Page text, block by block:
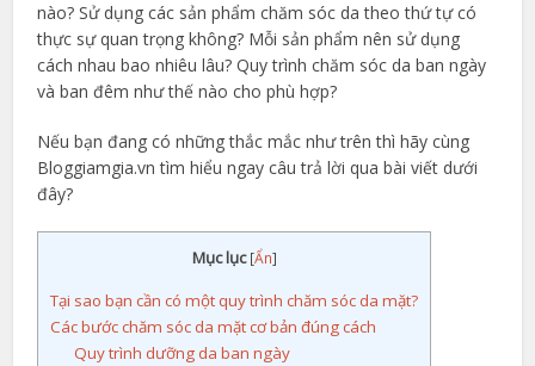
nào? Sử dụng các sản phẩm chăm sóc da theo thứ tự có
thực sự quan trọng không? Mỗi sản phẩm nên sử dụng
cách nhau bao nhiêu lâu? Quy trình chăm sóc da ban ngày
và ban đêm như thế nào cho phù hợp?
Nếu bạn đang có những thắc mắc như trên thì hãy cùng
Bloggiamgia.vn tìm hiểu ngay câu trả lời qua bài viết dưới
đây?
Mục lục [Ẩn]
Tại sao bạn cần có một quy trình chăm sóc da mặt?
Các bước chăm sóc da mặt cơ bản đúng cách
Quy trình dưỡng da ban ngày